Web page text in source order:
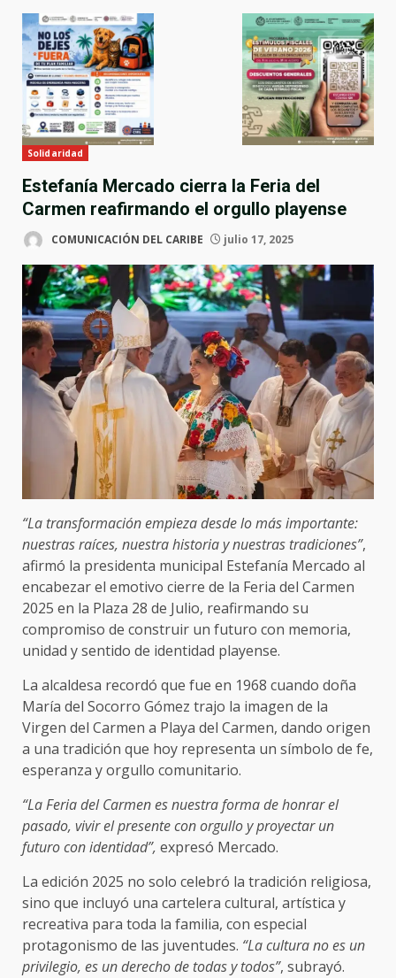
Solidaridad
Estefanía Mercado cierra la Feria del
Carmen reafirmando el orgullo playense
COMUNICACIÓN DEL CARIBE julio 17, 2025
“La transformación empieza desde lo más importante:
nuestras raíces, nuestra historia y nuestras tradiciones”,
afirmó la presidenta municipal Estefanía Mercado al
encabezar el emotivo cierre de la Feria del Carmen
2025 en la Plaza 28 de Julio, reafirmando su
compromiso de construir un futuro con memoria,
unidad y sentido de identidad playense.
La alcaldesa recordó que fue en 1968 cuando doña
María del Socorro Gómez trajo la imagen de la
Virgen del Carmen a Playa del Carmen, dando origen
a una tradición que hoy representa un símbolo de fe,
esperanza y orgullo comunitario.
“La Feria del Carmen es nuestra forma de honrar el
pasado, vivir el presente con orgullo y proyectar un
futuro con identidad”, expresó Mercado.
La edición 2025 no solo celebró la tradición religiosa,
sino que incluyó una cartelera cultural, artística y
recreativa para toda la familia, con especial
protagonismo de las juventudes. “La cultura no es un
privilegio, es un derecho de todas y todos”, subrayó.